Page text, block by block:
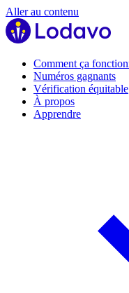
Aller au contenu
Comment ça
Numéros gagnants
Vérification équitable
À propos
Apprendre